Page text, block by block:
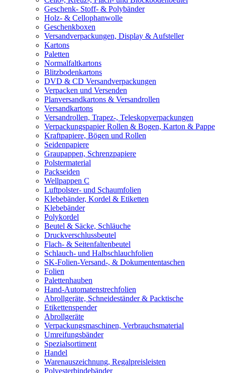
Geschenk- Stoff- & Polybänder
Holz- & Cellophanwolle
Geschenkboxen
Versandverpackungen, Display & Aufsteller
Kartons
Paletten
Normalfaltkartons
Blitzbodenkartons
DVD & CD Versandverpackungen
Verpacken und Versenden
Planversandkartons & Versandrollen
Versandkartons
Versandrollen, Trapez-, Teleskopverpackungen
Verpackungspapier Rollen & Bogen, Karton & Pappe
Kraftpapiere, Bögen und Rollen
Seidenpapiere
Graupappen, Schrenzpapiere
Polstermaterial
Packseiden
Wellpappen C
Luftpolster- und Schaumfolien
Klebebänder, Kordel & Etiketten
Klebebänder
Polykordel
Beutel & Säcke, Schläuche
Druckverschlussbeutel
Flach- & Seitenfaltenbeutel
Schlauch- und Halbschlauchfolien
SK-Folien-Versand-, & Dokumententaschen
Folien
Palettenhauben
Hand-Automatenstrechfolien
Abrollgeräte, Schneideständer & Packtische
Etikettenspender
Abrollgeräte
Verpackungsmaschinen, Verbrauchsmaterial
Umreifungsbänder
Spezialsortiment
Handel
Warenauszeichnung, Regalpreisleisten
Polyesterbindebänder